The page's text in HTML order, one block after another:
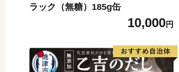
ラック（無糖）185g缶
10,000円